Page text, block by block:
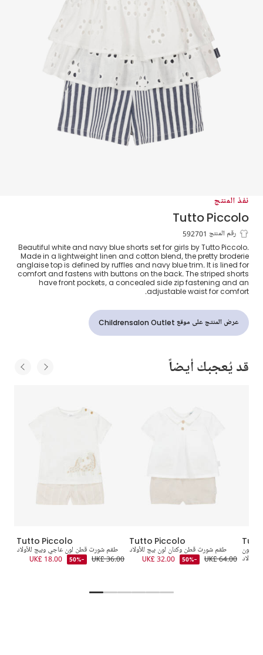
نفذ المنتج
Tutto Piccolo
طقم شورت قطن مقلم لون أبيض وأزرق
للبنات
رقم المنتج 592701
Beautiful white and navy blue shorts set for girls by Tutto Piccolo.
Made in a lightweight linen and cotton blend, the pretty broderie
anglaise top is defined by ruffles and navy blue trim. It is lined for
comfort and fastens with buttons on the back. The striped shorts
have front pockets, a concealed side zip fastening and an
adjustable waist for comfort.
عرض المنتج على موقع Childrensalon Outlet
قد يُعجبك أيضاً
Tutto Piccolo
طقم شورت قطن لون عاجي وبيج للأولاد
UK£ 36.00
-50%
UK£ 18.00
Tutto Piccolo
طقم شورت قطن وكتان لون بيج للأولاد
UK£ 64.00
-50%
UK£ 32.00
لون
للأولاد